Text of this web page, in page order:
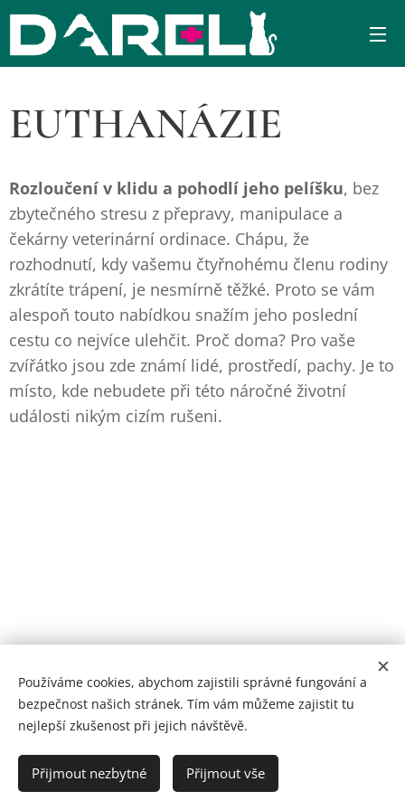
EUTHANÁZIE
Rozloučení v klidu a pohodlí jeho pelíšku, bez
zbytečného stresu z přepravy, manipulace a
čekárny veterinární ordinace. Chápu, že
rozhodnutí, kdy vašemu čtyřnohému členu rodiny
zkrátíte trápení, je nesmírně těžké. Proto se vám
alespoň touto nabídkou snažím jeho poslední
cestu co nejvíce ulehčit. Proč doma? Pro vaše
zvířátko jsou zde známí lidé, prostředí, pachy. Je to
místo, kde nebudete při této náročné životní
události nikým cizím rušeni.
Copyright 2025 - DARELI | MVDr.Eliška Divišová
Cookies
Používáme cookies, abychom zajistili správné fungování a
bezpečnost našich stránek. Tím vám můžeme zajistit tu
nejlepší zkušenost při jejich návštěvě.
Přijmout nezbytné Přijmout vše